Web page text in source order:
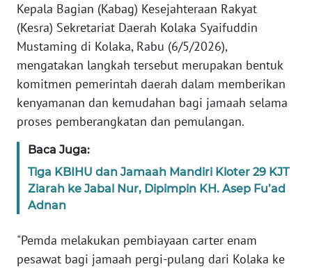
Kepala Bagian (Kabag) Kesejahteraan Rakyat
(Kesra) Sekretariat Daerah Kolaka Syaifuddin
Mustaming di Kolaka, Rabu (6/5/2026),
mengatakan langkah tersebut merupakan bentuk
komitmen pemerintah daerah dalam memberikan
kenyamanan dan kemudahan bagi jamaah selama
proses pemberangkatan dan pemulangan.
Baca Juga:
Tiga KBIHU dan Jamaah Mandiri Kloter 29 KJT
Ziarah ke Jabal Nur, Dipimpin KH. Asep Fu’ad
Adnan
"Pemda melakukan pembiayaan carter enam
pesawat bagi jamaah pergi-pulang dari Kolaka ke
Wahana
News
Regional
WN
SUMUT
JAKARTA
WN
JABAR
WN
BANTEN